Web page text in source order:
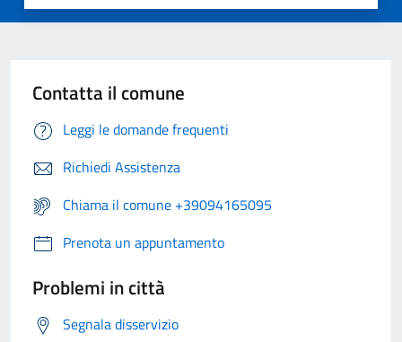
Contatta il comune
Leggi le domande frequenti
Richiedi Assistenza
Chiama il comune +39094165095
Prenota un appuntamento
Problemi in città
Segnala disservizio